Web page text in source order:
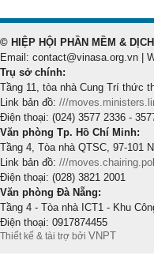
© HIỆP HỘI PHẦN MỀM &
Email: contact@vinasa.org.vn |
Trụ sở chính:
Tầng 11, tòa nhà Cung Trí thức
Link bản đồ: ///
Điện thoại: (024) 3577 2336 -
Văn phòng Tp. Hồ Chí Minh:
Tầng 4, Tòa nhà QTSC, 97-101
Link bản đồ: ///
Điện thoại: (028) 3821 2001
Văn phòng Đà Nẵng:
Tầng 4 - Tòa nhà ICT1 - Khu
Điện thoại: 0917874455
Thiết kế & tài trợ bởi VNPT